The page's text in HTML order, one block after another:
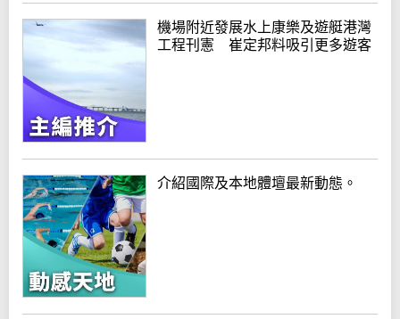
機場附近發展水上康樂及遊艇港灣
工程刊憲 崔定邦料吸引更多遊客
介紹國際及本地體壇最新動態。